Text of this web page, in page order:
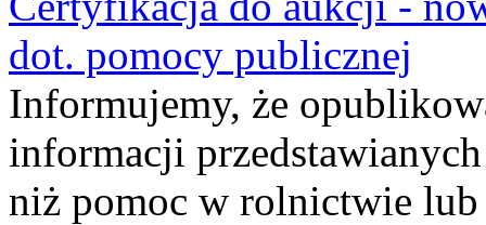
dot. pomocy publicznej
Informujemy, że
informacji
niż pomoc w rolnictwie lub